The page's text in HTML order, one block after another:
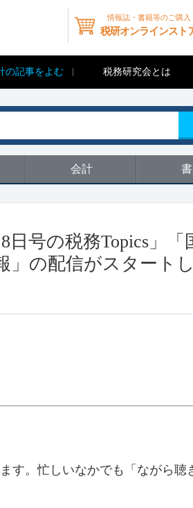
情報誌・書籍等のご購入
税研オンラインスト
の記事をよむ 税務研究会とは
会計
日号の税務Topics」
」の配信がスタート
す。忙しいなかでも「ながら聴